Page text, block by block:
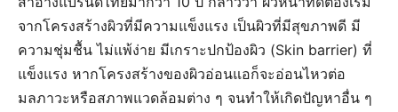
จากโครงสร้างผิวที่มีความแข็งแรง เป็นผิวที่มีสุขภาพดี มี
ความชุ่มชื้น ไม่แพ้ง่าย มีเกราะปกป้องผิว (Skin barrier) ที่
แข็งแรง หากโครงสร้างของผิวอ่อนแอก็จะอ่อนไหวต่อ
มลภาวะหรือสภาพแวดล้อมต่าง ๆ จนทำให้เกิดปัญหาอื่น ๆ